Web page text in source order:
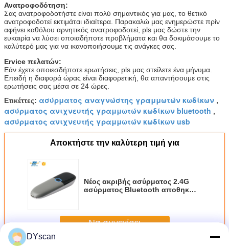
Ανατροφοδότηση:
Σας ανατροφοδοτήστε είναι πολύ σημαντικός για μας, το θετικό
ανατροφοδοτεί εκτιμάται ιδιαίτερα. Παρακαλώ μας ενημερώστε πρίν
αφήνει καθόλου αρνητικός ανατροφοδοτεί, pls μας δώστε την
ευκαιρία να λύσει οποιαδήποτε προβλήματα και θα δοκιμάσουμε το
καλύτερό μας για να ικανοποιήσουμε τις ανάγκες σας.
Ervice πελατών:
Εάν έχετε οποιεσδήποτε ερωτήσεις, pls μας στείλετε ένα μήνυμα.
Επειδή η διαφορά ώρας είναι διαφορετική, θα απαντήσουμε στις
ερωτήσεις σας μέσα σε 24 ώρες.
Ετικέττες: ασύρματος αναγνώστης γραμμωτών κωδίκων ,
ασύρματος ανιχνευτής γραμμωτών κωδίκων bluetooth ,
ασύρματος ανιχνευτής γραμμωτών κωδίκων usb
Αποκτήστε την καλύτερη τιμή για
Νέος ακριβής ασύρματος 2.4G
ασύρματος Bluetooth αποθηκών
Να συνεχίσει
DYscan